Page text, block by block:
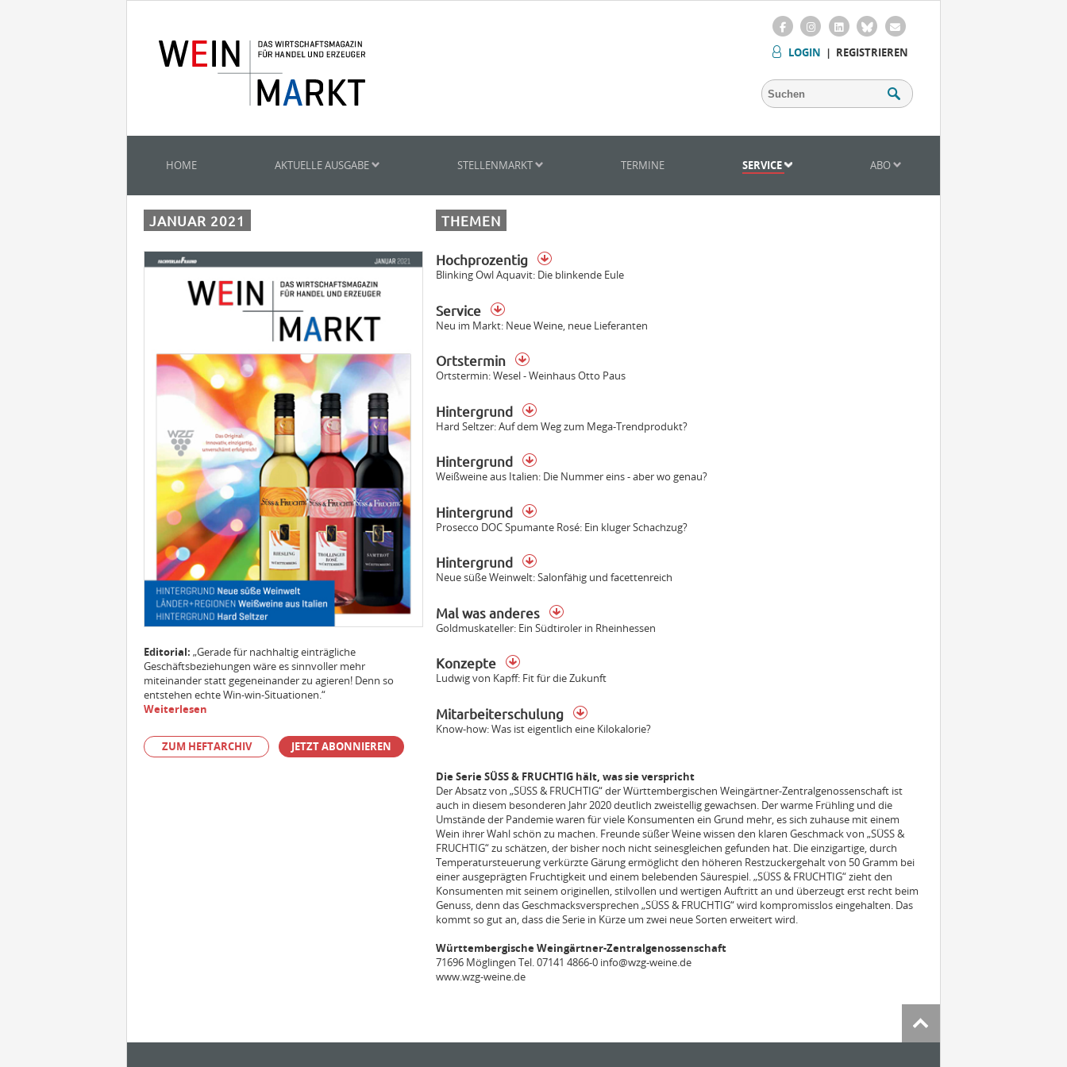
LOGIN | REGISTRIEREN
HOME AKTUELLE AUSGABE STELLENMARKT TERMINE SERVICE ABO
JANUAR 2021
Editorial: „Gerade für nachhaltig einträgliche
Geschäftsbeziehungen wäre es sinnvoller mehr
miteinander statt gegeneinander zu agieren! Denn so
entstehen echte Win-win-Situationen.“
Weiterlesen
ZUM HEFTARCHIV JETZT ABONNIEREN
THEMEN
Hochprozentig
Blinking Owl Aquavit: Die blinkende Eule
Service
Neu im Markt: Neue Weine, neue Lieferanten
Ortstermin
Ortstermin: Wesel - Weinhaus Otto Paus
Hintergrund
Hard Seltzer: Auf dem Weg zum Mega-Trendprodukt?
Hintergrund
Weißweine aus Italien: Die Nummer eins - aber wo genau?
Hintergrund
Prosecco DOC Spumante Rosé: Ein kluger Schachzug?
Hintergrund
Neue süße Weinwelt: Salonfähig und facettenreich
Mal was anderes
Goldmuskateller: Ein Südtiroler in Rheinhessen
Konzepte
Ludwig von Kapff: Fit für die Zukunft
Mitarbeiterschulung
Know-how: Was ist eigentlich eine Kilokalorie?
Die Serie SÜSS & FRUCHTIG hält, was sie verspricht
Der Absatz von „SÜSS & FRUCHTIG“ der Württembergischen Weingärtner-Zentralgenossenschaft ist
auch in diesem besonderen Jahr 2020 deutlich zweistellig gewachsen. Der warme Frühling und die
Umstände der Pandemie waren für viele Konsumenten ein Grund mehr, es sich zuhause mit einem
Wein ihrer Wahl schön zu machen. Freunde süßer Weine wissen den klaren Geschmack von „SÜSS &
FRUCHTIG“ zu schätzen, der bisher noch nicht seinesgleichen gefunden hat. Die einzigartige, durch
Temperatursteuerung verkürzte Gärung ermöglicht den höheren Restzuckergehalt von 50 Gramm bei
einer ausgeprägten Fruchtigkeit und einem belebenden Säurespiel. „SÜSS & FRUCHTIG“ zieht den
Konsumenten mit seinem originellen, stilvollen und wertigen Auftritt an und überzeugt erst recht beim
Genuss, denn das Geschmacksversprechen „SÜSS & FRUCHTIG“ wird kompromisslos eingehalten. Das
kommt so gut an, dass die Serie in Kürze um zwei neue Sorten erweitert wird.
Württembergische Weingärtner-Zentralgenossenschaft
71696 Möglingen Tel. 07141 4866-0 info@wzg-weine.de
www.wzg-weine.de